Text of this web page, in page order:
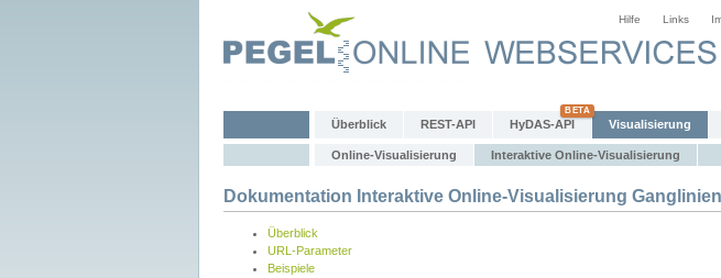
Hilfe Links
Überblick REST-API HyDAS-API Visualisierung
Online-Visualisierung Interaktive Online-Visualisierung
Dokumentation Interaktive Online-Visualisierung Ganglinien
Überblick
URL-Parameter
Beispiele